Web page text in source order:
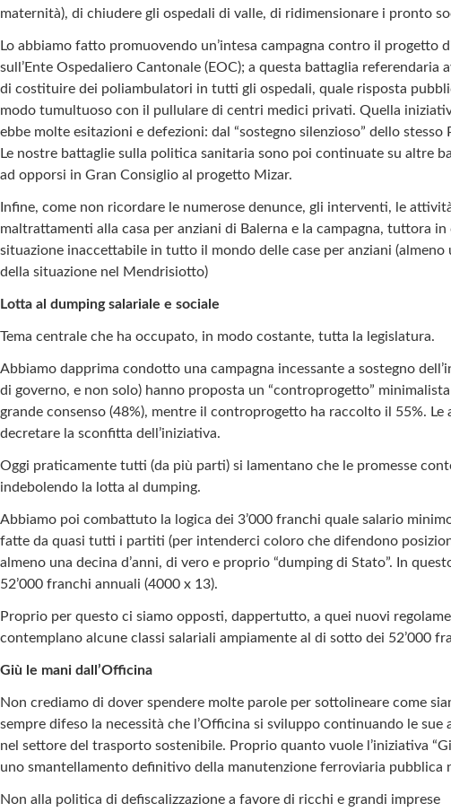
maternità), di chiudere gli ospedali di valle, di ridimensionare i pronto
Lo abbiamo fatto promuovendo un’intesa campagna contro il
sull’Ente Ospedaliero Cantonale (EOC); a questa battaglia
di costituire dei poliambulatori in tutti gli ospedali, quale risposta
modo tumultuoso con il pullulare di centri medici privati. Quella
ebbe molte esitazioni e defezioni: dal “sostegno silenzioso” dello
Le nostre battaglie sulla politica sanitaria sono poi continuate su altre
ad opporsi in Gran Consiglio al progetto Mizar.
Infine, come non ricordare le numerose denunce, gli interventi, le
maltrattamenti alla casa per anziani di Balerna e la campagna, tuttora
situazione inaccettabile in tutto il mondo delle case per anziani
della situazione nel Mendrisiotto)
Lotta al dumping salariale e sociale
Tema centrale che ha occupato, in modo costante, tutta la legislatura.
Abbiamo dapprima condotto una campagna incessante a sostegno
di governo, e non solo) hanno proposta un “controprogetto”
grande consenso (48%), mentre il controprogetto ha raccolto il 55%.
decretare la sconfitta dell’iniziativa.
Oggi praticamente tutti (da più parti) si lamentano che le promesse
indebolendo la lotta al dumping.
Abbiamo poi combattuto la logica dei 3’000 franchi quale salario
fatte da quasi tutti i partiti (per intenderci coloro che difendono
almeno una decina d’anni, di vero e proprio “dumping di Stato”. In
52’000 franchi annuali (4000 x 13).
Proprio per questo ci siamo opposti, dappertutto, a quei nuovi
contemplano alcune classi salariali ampiamente al di sotto dei 52’000
Giù le mani dall’Officina
Non crediamo di dover spendere molte parole per sottolineare come
sempre difeso la necessità che l’Officina si sviluppo continuando le
nel settore del trasporto sostenibile. Proprio quanto vuole l’iniziativa
uno smantellamento definitivo della manutenzione ferroviaria pubblica
Non alla politica di defiscalizzazione a favore di ricchi e grandi imprese